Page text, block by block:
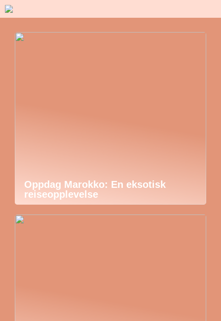
Oppdag Marokko: En eksotisk
reiseopplevelse